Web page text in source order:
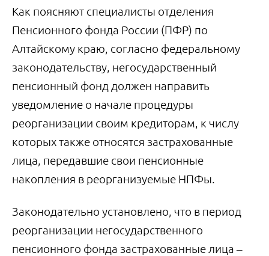
Как поясняют специалисты отделения
Пенсионного фонда России (ПФР) по
Алтайскому краю, согласно федеральному
законодательству, негосударственный
пенсионный фонд должен направить
уведомление о начале процедуры
реорганизации своим кредиторам, к числу
которых также относятся застрахованные
лица, передавшие свои пенсионные
накопления в реорганизуемые НПФы.
Законодательно установлено, что в период
реорганизации негосударственного
пенсионного фонда застрахованные лица –